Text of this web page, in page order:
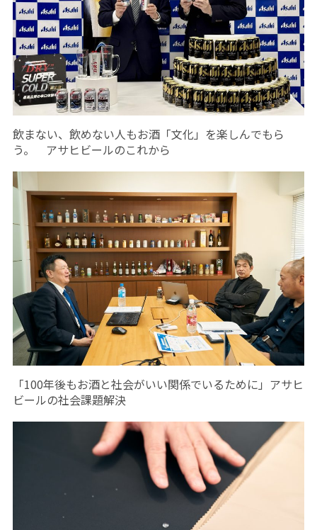
飲まない、飲めない人もお酒「文化」を楽しんでもら
う。 アサヒビールのこれから
「100年後もお酒と社会がいい関係でいるために」アサヒ
ビールの社会課題解決